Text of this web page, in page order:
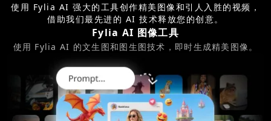
使用 Fylia AI 强大的工具创作精美图像和引人入胜的视频，
借助我们最先进的 AI 技术释放您的创意。
Fylia AI 图像工具
使用 Fylia AI 的文生图和图生图技术，即时生成精美图像。